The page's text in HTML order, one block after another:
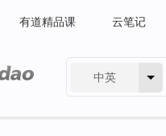
有道精品课 云笔记
中英